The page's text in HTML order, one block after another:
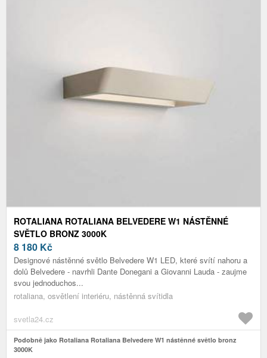
ROTALIANA ROTALIANA BELVEDERE W1 NÁSTĚNNÉ
SVĚTLO BRONZ 3000K
8 180 Kč
Designové nástěnné světlo Belvedere W1 LED, které svítí nahoru a
dolů Belvedere - navrhli Dante Donegani a Giovanni Lauda - zaujme
svou jednoduchos...
rotaliana, osvětlení interiéru, nástěnná svítidla
svetla24.cz
Podobně jako Rotaliana Rotaliana Belvedere W1 nástěnné světlo bronz
3000K